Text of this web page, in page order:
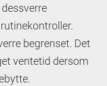
begrenset. Det
ventetid dersom